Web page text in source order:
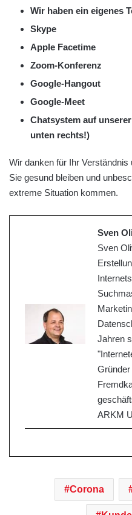
Wir haben ein eigenes
Skype
Apple Facetime
Zoom-Konferenz
Google-Hangout
Google-Meet
Chatsystem auf
unten rechts!)
Wir danken für Ihr
Sie gesund bleiben und
extreme Situation kommen.
Sven
Sven
Jahren
Gründer
ARKM
Corona